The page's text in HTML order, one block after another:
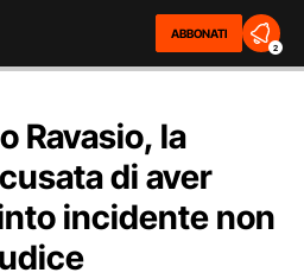
ABBONATI
2
Ravasio, la
di aver
incidente non